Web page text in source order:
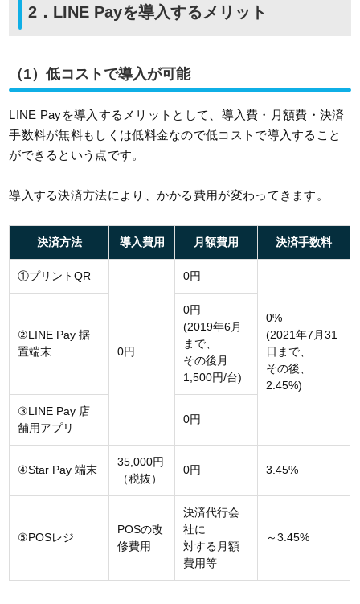
2．LINE Payを導入するメリット
（1）低コストで導入が可能
LINE Payを導入するメリットとして、導入費・月額費・決済
手数料が無料もしくは低料金なので低コストで導入すること
ができるという点です。
導入する決済方法により、かかる費用が変わってきます。
決済方法 導入費用 月額費用 決済手数料
①プリントQR
0円
0円
0%
(2021年7月31
日まで、
その後、
2.45%)
②LINE Pay 据
置端末
0円
(2019年6月
まで、
その後月
1,500円/台)
③LINE Pay 店
舗用アプリ
0円
④Star Pay 端末
35,000円
（税抜）
0円 3.45%
⑤POSレジ
POSの改
修費用
決済代行会
社に
対する月額
費用等
～3.45%